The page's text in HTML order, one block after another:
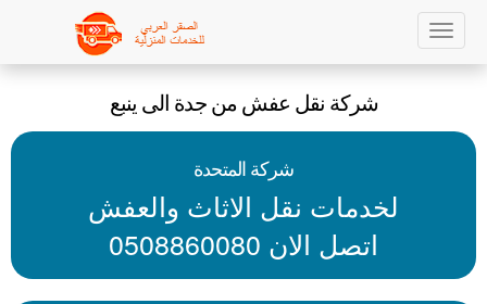
Toggle
navigation
شركة نقل عفش من جدة الى ينبع
شركة المتحدة
لخدمات نقل الاثاث والعفش
اتصل الان 0508860080